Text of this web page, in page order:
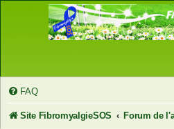
FAQ
Site FibromyalgieSOS Forum de